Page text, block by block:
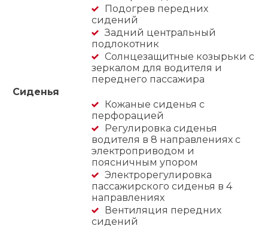
Подогрев передних
сидений
Задний центральный
подлокотник
Солнцезащитные козырьки с
зеркалом для водителя и
переднего пассажира
Сиденья
Кожаные сиденья с
перфорацией
Регулировка сиденья
водителя в 8 направлениях с
электроприводом и
поясничным упором
Электрорегулировка
пассажирского сиденья в 4
направлениях
Вентиляция передних
сидений